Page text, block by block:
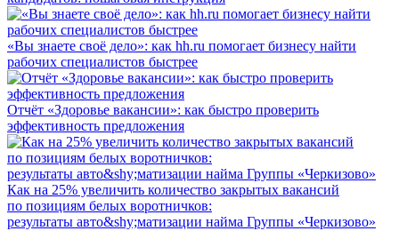
«Вы знаете своё дело»: как hh.ru помогает бизнесу найти
рабочих специалистов быстрее
Отчёт «Здоровье вакансии»: как быстро проверить
эффективность предложения
Как на 25% увеличить количество закрытых вакансий
по позициям белых воротничков:
результаты авто&shy;матизации найма Группы «Черкизово»